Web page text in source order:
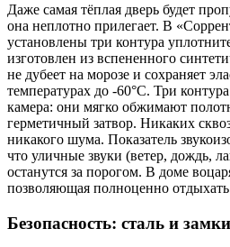
Даже самая тёплая дверь будет
она неплотно прилегает. В
установлены три контура
изготовлен из вспененного
не дубеет на морозе и сохраняет
температурах до -60°С. Три
камера: они мягко обжимают
герметичный затвор. Никаких
никакого шума. Показатель
что уличные звуки (ветер, дождь,
останутся за порогом. В доме
позволяющая полноценно
Безопасность: сталь и